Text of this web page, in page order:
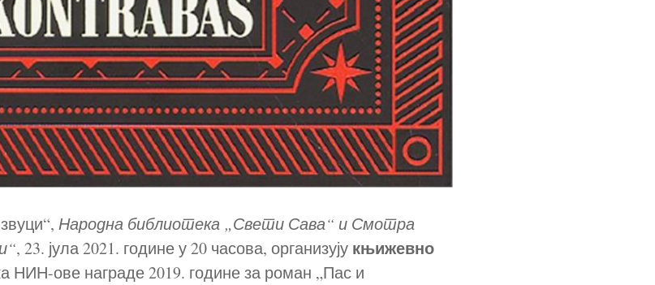
Народна библиотека „Свети Сава“ и Смотра
, 23. јула 2021. године у 20 часова, организују књижевно
НИН-ове награде 2019. године за роман „Пас и